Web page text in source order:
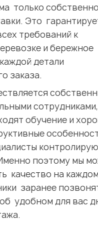
только
Это
требований к
и бережное
детали
заказа.
сотрудниками,
обучение и
поэтому мы
качество на
заранее
удобном для вас